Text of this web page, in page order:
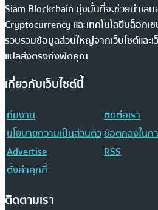
Siam Blockchain มุ่งมั่นที่จะช่วยนำเส
Cryptocurrency และเทคโนโลยีบล็อกเ
รวบรวมข้อมูลส่วนใหญ่จากเว็บไซต์และ
แปลส่งตรงถึงฟีดคุณ
เกี่ยวกับเว็บไซต์นี้
ทีมงาน
ติดต่อเรา
นโยบายความเป็นส่วนตัวข้อตกลงในก
Advertise
RSS
ตั้งค่าคุกกี้
ติดตามเรา